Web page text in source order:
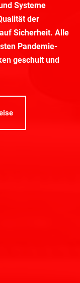
Systeme
der
Sicherheit. Alle
Pandemie-
geschult und